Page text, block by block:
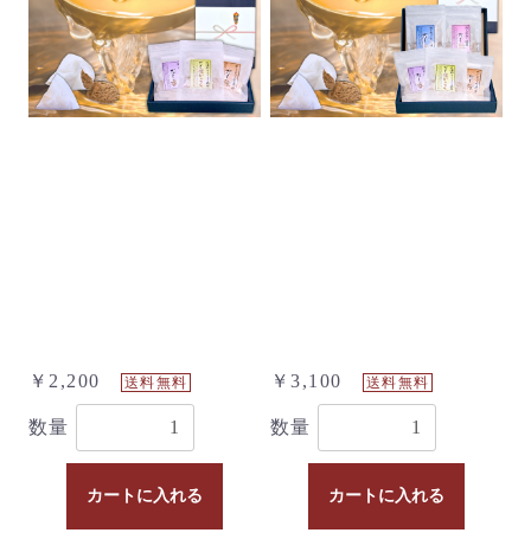
￥2,200 送料無料
数量
カートに入れる
￥3,100 送料無料
数量
カートに入れる